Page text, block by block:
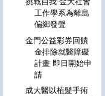
工作學系為離島
偏鄉發聲
金門公益彩券回饋
金排除就醫障礙
計畫 即日開始申
請
成大醫以植髮手術